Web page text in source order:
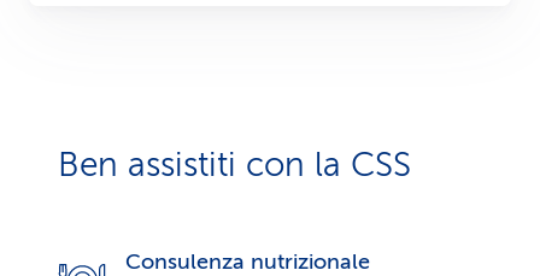
Ben assistiti con la CSS
Consulenza nutrizionale